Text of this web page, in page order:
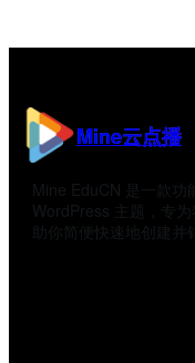
Mine云点播
Mine EduCN 是一款功
WordPress 主题，专为
助你简便快速地创建并